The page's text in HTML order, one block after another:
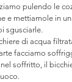
pulendo le
e mettiamole in
sgusciarle.
di acqua
facciamo
soffritto, il